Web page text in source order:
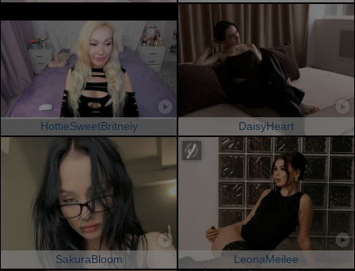
HottieSweetBritneiy DaisyHeart
SakuraBloom LeonaMeilee